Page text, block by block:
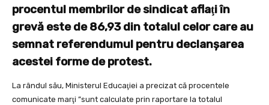
procentul membrilor de sindicat aflaţi în
grevă este de 86,93 din totalul celor care au
semnat referendumul pentru declanşarea
acestei forme de protest.
La rândul său, Ministerul Educaţiei a precizat că procentele
comunicate marţi ”sunt calculate prin raportare la totalul